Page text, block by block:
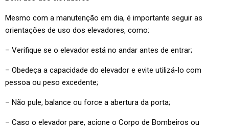
Mesmo com a manutenção em dia, é importante seguir as
orientações de uso dos elevadores, como:
– Verifique se o elevador está no andar antes de entrar;
– Obedeça a capacidade do elevador e evite utilizá-lo com
pessoa ou peso excedente;
– Não pule, balance ou force a abertura da porta;
– Caso o elevador pare, acione o Corpo de Bombeiros ou